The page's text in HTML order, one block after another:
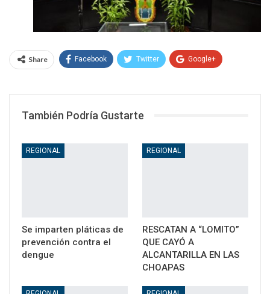
Share Facebook Twitter Google+
También Podría Gustarte
REGIONAL
Se imparten pláticas de
prevención contra el
dengue
REGIONAL
RESCATAN A “LOMITO”
QUE CAYÓ A
ALCANTARILLA EN LAS
CHOAPAS